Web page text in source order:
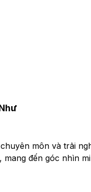
môn và trải
mang đến góc nhìn